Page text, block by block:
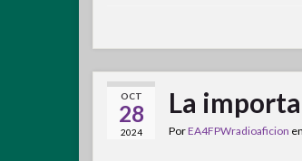
OCT
28
2024
La
PorEA4FPWradioaficion en